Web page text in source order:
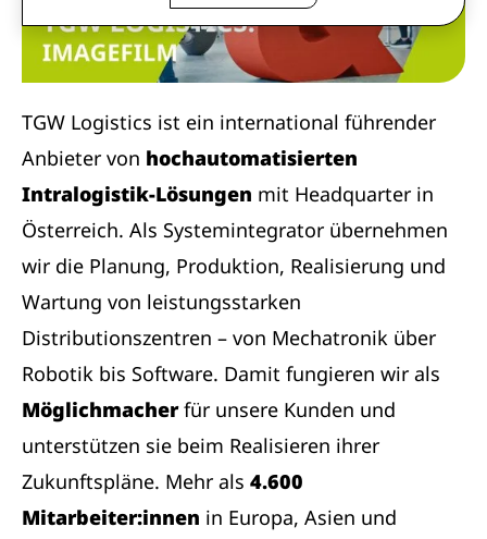
TGW Logistics ist ein international führender
Anbieter von hochautomatisierten
Intralogistik-Lösungen mit Headquarter in
Österreich. Als Systemintegrator übernehmen
wir die Planung, Produktion, Realisierung und
Wartung von leistungsstarken
Distributionszentren – von Mechatronik über
Robotik bis Software. Damit fungieren wir als
Möglichmacherfür unsere Kunden und
unterstützen sie beim Realisieren ihrer
Zukunftspläne. Mehr als 4.600
Mitarbeiter:innen in Europa, Asien und